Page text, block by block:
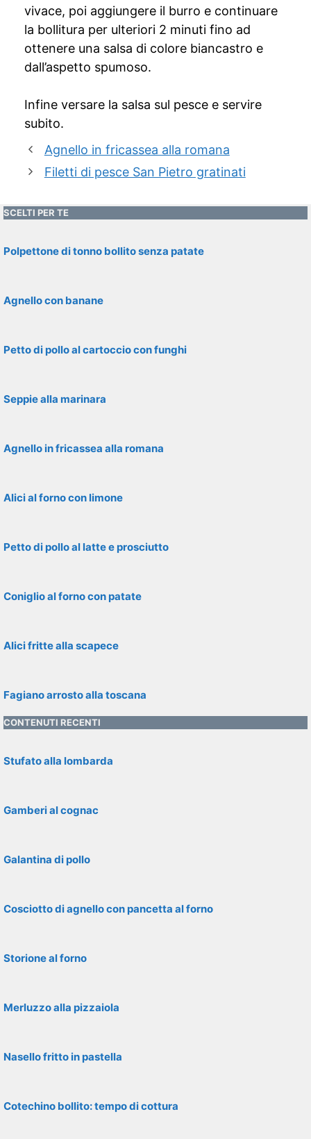
vivace, poi aggiungere il burro e continuare
la bollitura per ulteriori 2 minuti fino ad
ottenere una salsa di colore biancastro e
dall’aspetto spumoso.
Infine versare la salsa sul pesce e servire
subito.
Agnello in fricassea alla romana
Filetti di pesce San Pietro gratinati
SCELTI PER TE
Polpettone di tonno bollito senza patate
Agnello con banane
Petto di pollo al cartoccio con funghi
Seppie alla marinara
Agnello in fricassea alla romana
Alici al forno con limone
Petto di pollo al latte e prosciutto
Coniglio al forno con patate
Alici fritte alla scapece
Fagiano arrosto alla toscana
CONTENUTI RECENTI
Stufato alla lombarda
Gamberi al cognac
Galantina di pollo
Cosciotto di agnello con pancetta al forno
Storione al forno
Merluzzo alla pizzaiola
Nasello fritto in pastella
Cotechino bollito: tempo di cottura